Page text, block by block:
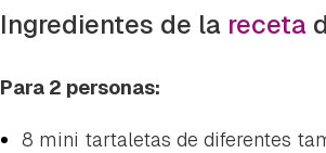
Ingredientes de la receta
Para 2 personas:
8 mini tartaletas de diferentes